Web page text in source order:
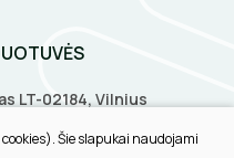
LT-02184, Vilnius
Kaunas
Šie slapukai naudojami